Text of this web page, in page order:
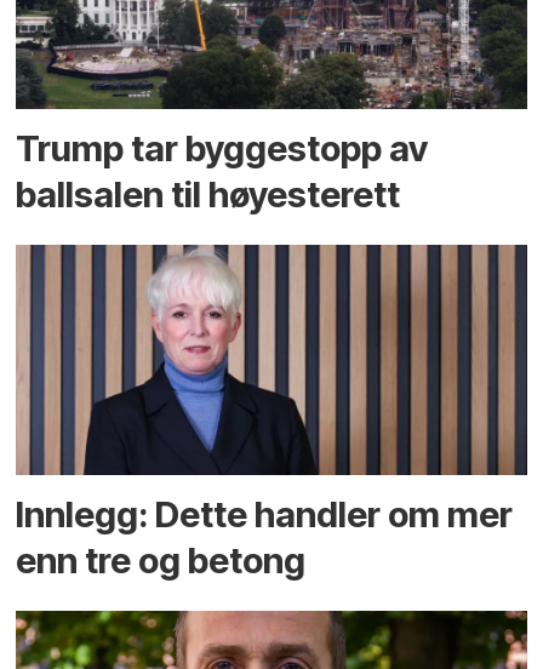
Trump tar byggestopp av
ballsalen til høyesterett
Innlegg: Dette handler om mer
enn tre og betong